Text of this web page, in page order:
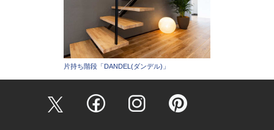
片持ち階段「DANDEL(ダンデル)」